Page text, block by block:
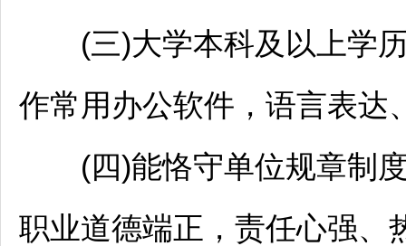
(三)大学本科及以上学历
作常用办公软件，语言表达
(四)能恪守单位规章制度
职业道德端正，责任心强、